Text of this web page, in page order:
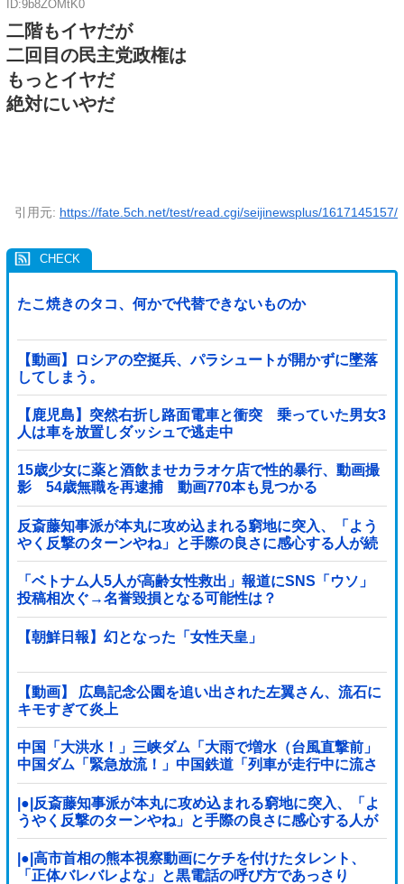
ID:9b8ZOMtK0
二階もイヤだが
二回目の民主党政権は
もっとイヤだ
絶対にいやだ
引用元: https://fate.5ch.net/test/read.cgi/seijinewsplus/1617145157/
たこ焼きのタコ、何かで代替できないものか
【動画】ロシアの空挺兵、パラシュートが開かずに墜落
してしまう。
【鹿児島】突然右折し路面電車と衝突 乗っていた男女3
人は車を放置しダッシュで逃走中
15歳少女に薬と酒飲ませカラオケ店で性的暴行、動画撮
影 54歳無職を再逮捕 動画770本も見つかる
反斎藤知事派が本丸に攻め込まれる窮地に突入、「よう
やく反撃のターンやね」と手際の良さに感心する人が続
出中他
「ベトナム人5人が高齢女性救出」報道にSNS「ウソ」
投稿相次ぐ→名誉毀損となる可能性は？
【朝鮮日報】幻となった「女性天皇」
【動画】 広島記念公園を追い出された左翼さん、流石に
キモすぎて炎上
中国「大洪水！」三峡ダム「大雨で増水（台風直撃前」
中国ダム「緊急放流！」中国鉄道「列車が走行中に流さ
れる」中国避難所「支援物資は有料です」謎の勢力
「え」→
|●|反斎藤知事派が本丸に攻め込まれる窮地に突入、「よ
うやく反撃のターンやね」と手際の良さに感心する人が
続出中
|●|高市首相の熊本視察動画にケチを付けたタレント、
「正体バレバレよな」と黒電話の呼び方であっさり